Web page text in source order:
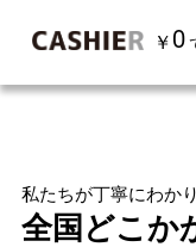
￥ 0
POSレジならキャッシャー
私たちが丁寧にわか
全国どこか